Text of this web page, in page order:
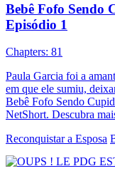
Bebê Fofo Sendo
Episódio 1
Chapters: 81
Paula Garcia foi a
em que ele sumiu,
Bebê Fofo Sendo
NetShort. Descubra
Reconquistar a Esposa